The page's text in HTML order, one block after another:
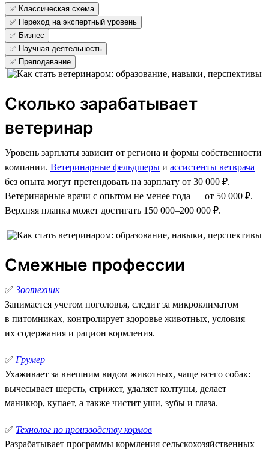
✅ Классическая схема
✅ Переход на экспертный уровень
✅ Бизнес
✅ Научная деятельность
✅ Преподавание
Сколько зарабатывает
ветеринар
Уровень зарплаты зависит от региона и формы собственности
компании. Ветеринарные фельдшеры и ассистенты ветврача
без опыта могут претендовать на зарплату от 30 000 ₽.
Ветеринарные врачи с опытом не менее года — от 50 000 ₽.
Верхняя планка может достигать 150 000–200 000 ₽.
Смежные профессии
✅ Зоотехник
Занимается учетом поголовья, следит за микроклиматом
в питомниках, контролирует здоровье животных, условия
их содержания и рацион кормления.
✅ Грумер
Ухаживает за внешним видом животных, чаще всего собак:
вычесывает шерсть, стрижет, удаляет колтуны, делает
маникюр, купает, а также чистит уши, зубы и глаза.
✅ Технолог по производству кормов
Разрабатывает программы кормления сельскохозяйственных